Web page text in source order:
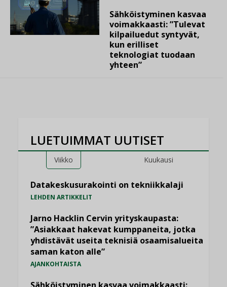
Sähköistyminen kasvaa
voimakkaasti: ”Tulevat
kilpailuedut syntyvät,
kun erilliset
teknologiat tuodaan
yhteen”
LUETUIMMAT UUTISET
Viikko Kuukausi
Datakeskusurakointi on tekniikkalaji
LEHDEN ARTIKKELIT
Jarno Hacklin Cervin yrityskaupasta:
”Asiakkaat hakevat kumppaneita, jotka
yhdistävät useita teknisiä osaamisalueita
saman katon alle”
AJANKOHTAISTA